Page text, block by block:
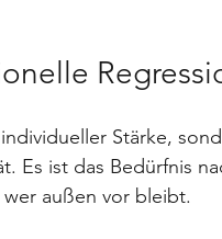
Stärke,
Es ist das Bedürfnis
außen vor bleibt.